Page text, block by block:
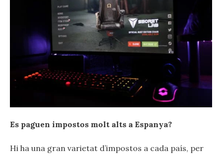
Es paguen impostos molt alts a Espanya?
Hi ha una gran varietat d’impostos a cada país, per